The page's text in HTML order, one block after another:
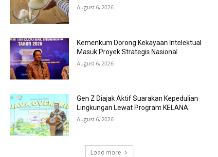
August 6, 2026
Kemenkum Dorong Kekayaan Intelektual
Masuk Proyek Strategis Nasional
August 6, 2026
Gen Z Diajak Aktif Suarakan Kepedulian
Lingkungan Lewat Program KELANA
August 6, 2026
Load more